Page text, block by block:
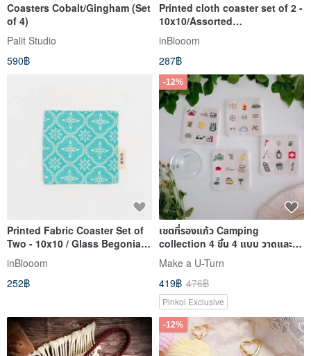
Coasters Cobalt/Gingham (Set
of 4)
Palit Studio
590฿
Printed cloth coaster set of 2 -
10x10/Assorted
flowers/Taiwan Myna No.
5/Glass Begonia
inBlooom
287฿
Printed Fabric Coaster Set of
Two - 10x10 / Glass Begonia /
Crystal Blue-Green
inBlooom
252฿
-12%
เซตที่รองแก้ว Camping
collection 4 ชิ้น 4 แบบ วาดและ
ปักด้วยมือ ผ้าฝ้ายธรรมชาติ
Make a U-Turn
419฿ 476฿
Pinkoi Exclusive
-12%